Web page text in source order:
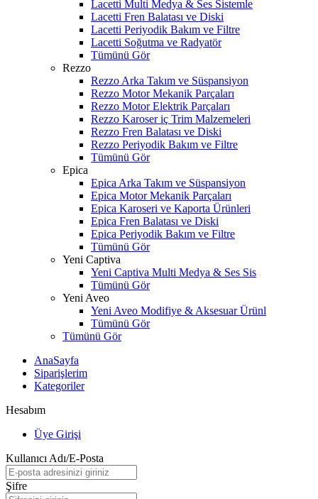
Lacetti Multi Medya & Ses Sistemle
Lacetti Fren Balatası ve Diski
Lacetti Periyodik Bakım ve Filtre
Lacetti Soğutma ve Radyatör
Tümünü Gör
Rezzo
Rezzo Arka Takım ve Süspansiyon
Rezzo Motor Mekanik Parçaları
Rezzo Motor Elektrik Parçaları
Rezzo Karoser iç Trim Malzemeleri
Rezzo Fren Balatası ve Diski
Rezzo Periyodik Bakım ve Filtre
Tümünü Gör
Epica
Epica Arka Takım ve Süspansiyon
Epica Motor Mekanik Parçaları
Epica Karoseri ve Kaporta Ürünleri
Epica Fren Balatası ve Diski
Epica Periyodik Bakım ve Filtre
Tümünü Gör
Yeni Captiva
Yeni Captiva Multi Medya & Ses Sis
Tümünü Gör
Yeni Aveo
Yeni Aveo Modifiye & Aksesuar Ürünl
Tümünü Gör
Tümünü Gör
AnaSayfa
Siparişlerim
Kategoriler
Hesabım
Üye Girişi
Kullanıcı Adı/E-Posta
Şifre